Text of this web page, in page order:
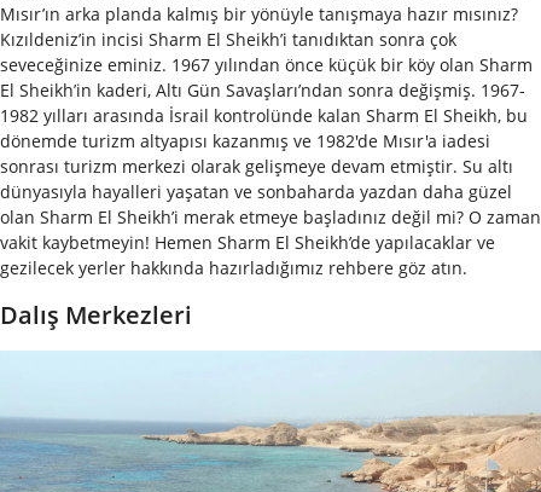
Mısır’ın arka planda kalmış bir yönüyle tanışmaya hazır mısınız?
Kızıldeniz’in incisi Sharm El Sheikh’i tanıdıktan sonra çok
seveceğinize eminiz. 1967 yılından önce küçük bir köy olan Sharm
El Sheikh’in kaderi, Altı Gün Savaşları’ndan sonra değişmiş. 1967-
1982 yılları arasında İsrail kontrolünde kalan Sharm El Sheikh, bu
dönemde turizm altyapısı kazanmış ve 1982'de Mısır'a iadesi
sonrası turizm merkezi olarak gelişmeye devam etmiştir. Su altı
dünyasıyla hayalleri yaşatan ve sonbaharda yazdan daha güzel
olan Sharm El Sheikh’i merak etmeye başladınız değil mi? O zaman
vakit kaybetmeyin! Hemen Sharm El Sheikh’de yapılacaklar ve
gezilecek yerler hakkında hazırladığımız rehbere göz atın.
Dalış Merkezleri